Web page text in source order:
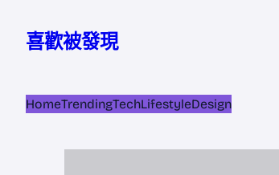
喜歡被發現
HomeTrendingTechLifestyleDesign